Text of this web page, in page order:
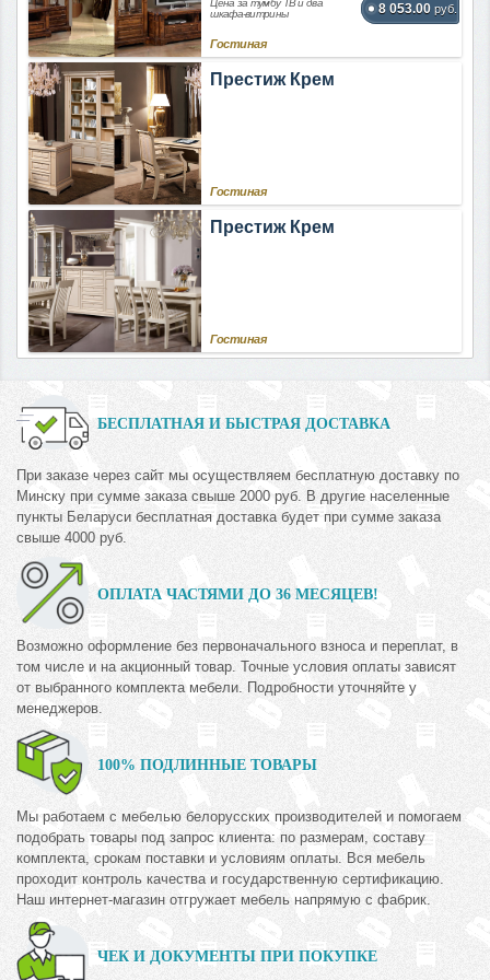
шкафа-витрины
8 053.00 руб.
Гостиная
Престиж Крем
Гостиная
Престиж Крем
Гостиная
БЕСПЛАТНАЯ И БЫСТРАЯ ДОСТАВКА
При заказе через сайт мы осуществляем бесплатную доставку по
Минску при сумме заказа свыше 2000 руб. В другие населенные
пункты Беларуси бесплатная доставка будет при сумме заказа
свыше 4000 руб.
ОПЛАТА ЧАСТЯМИ ДО 36 МЕСЯЦЕВ!
Возможно оформление без первоначального взноса и переплат, в
том числе и на акционный товар. Точные условия оплаты зависят
от выбранного комплекта мебели. Подробности уточняйте у
менеджеров.
100% ПОДЛИННЫЕ ТОВАРЫ
Мы работаем с мебелью белорусских производителей и помогаем
подобрать товары под запрос клиента: по размерам, составу
комплекта, срокам поставки и условиям оплаты. Вся мебель
проходит контроль качества и государственную сертификацию.
Наш интернет-магазин отгружает мебель напрямую с фабрик.
ЧЕК И ДОКУМЕНТЫ ПРИ ПОКУПКЕ